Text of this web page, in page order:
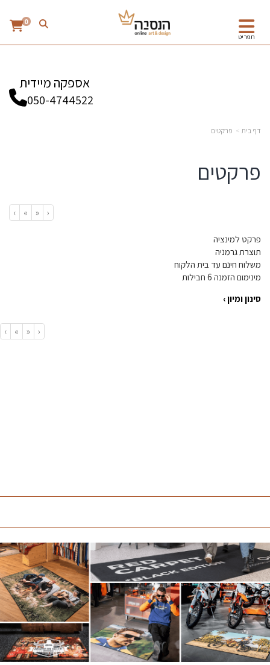
תפריט
0
אספקה מיידית
050-4744522
דף בית פרקטים
פרקטים
‹
«
»
›
פרקט למינציה
תוצרת גרמניה
משלוח חינם עד בית הלקוח
מינימום הזמנה 6 חבילות
סינון ומיון ›
‹
«
»
›